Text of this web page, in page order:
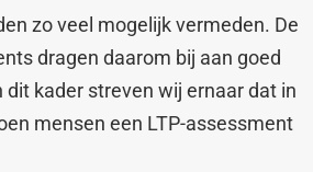
zo veel mogelijk vermeden. De
dragen daarom bij aan goed
kader streven wij ernaar dat in
mensen een LTP-assessment